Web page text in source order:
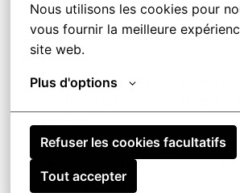
Nous utilisons les cookies pour
vous fournir la meilleure
site web.
Plus d'options
Refuser les cookies facultatifs
Tout accepter
Organisé(e), autonome à votre
collaborer en équipe, vous êtes à
informatique.
Vous faites preuve de discrétion et
A compétences et qualifications
d'embauche sera accordée au